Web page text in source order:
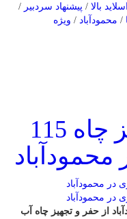
اسلاید بالا / پیشنهاد سردبیر /
/ محمودآباد / ویژه
اجرای حفر و تجهیز چاه 115
از حفر و تجهیز چاه آب